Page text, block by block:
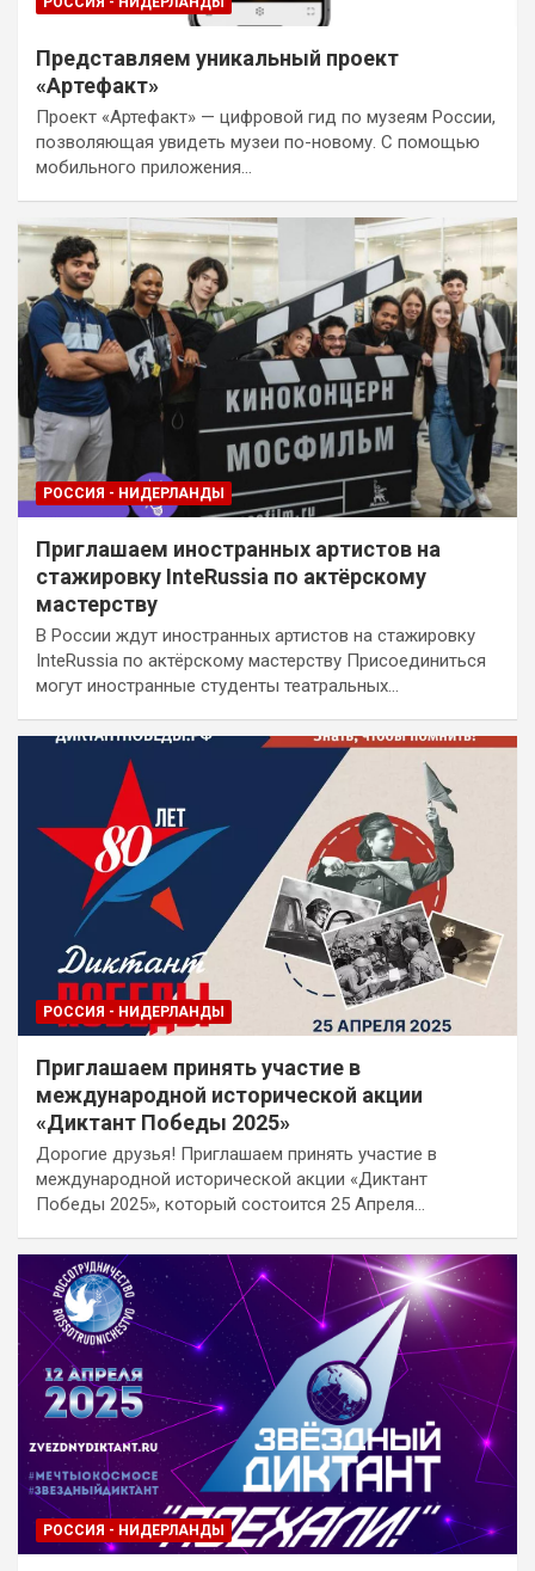
Представляем уникальный проект
«Артефакт»
Проект «Артефакт» — цифровой гид по музеям России,
позволяющая увидеть музеи по-новому. С помощью
мобильного приложения…
РОССИЯ - НИДЕРЛАНДЫ
Приглашаем иностранных артистов на
стажировку InteRussia по актёрскому
мастерству
В России ждут иностранных артистов на стажировку
InteRussia по актёрскому мастерству Присоединиться
могут иностранные студенты театральных…
РОССИЯ - НИДЕРЛАНДЫ
Приглашаем принять участие в
международной исторической акции
«Диктант Победы 2025»
Дорогие друзья! Приглашаем принять участие в
международной исторической акции «Диктант
Победы 2025», который состоится 25 Апреля…
РОССИЯ - НИДЕРЛАНДЫ